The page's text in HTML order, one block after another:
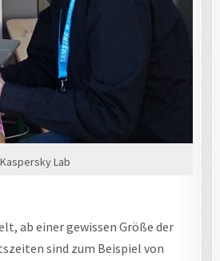
Lab
ab einer gewissen Größe der
sind zum Beispiel von